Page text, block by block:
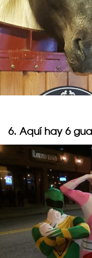
6. Aquí hay 6